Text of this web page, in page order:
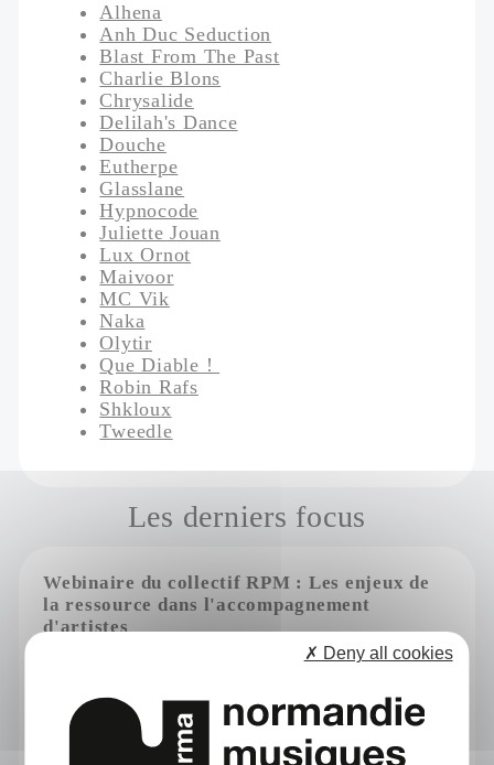
Alhena
Anh Duc Seduction
Blast From The Past
Charlie Blons
Chrysalide
Delilah's Dance
Douche
Eutherpe
Glasslane
Hypnocode
Juliette Jouan
Lux Ornot
Maivoor
MC Vik
Naka
Olytir
Que Diable !
Robin Rafs
Shkloux
Tweedle
Les derniers focus
Webinaire du collectif RPM : Les enjeux de
la ressource dans l'accompagnement
d'artistes
Publié le Vendredi 10 juillet 2026
Ce webinaire s’inscrit dans un cycle que le
✗ Deny all cookies